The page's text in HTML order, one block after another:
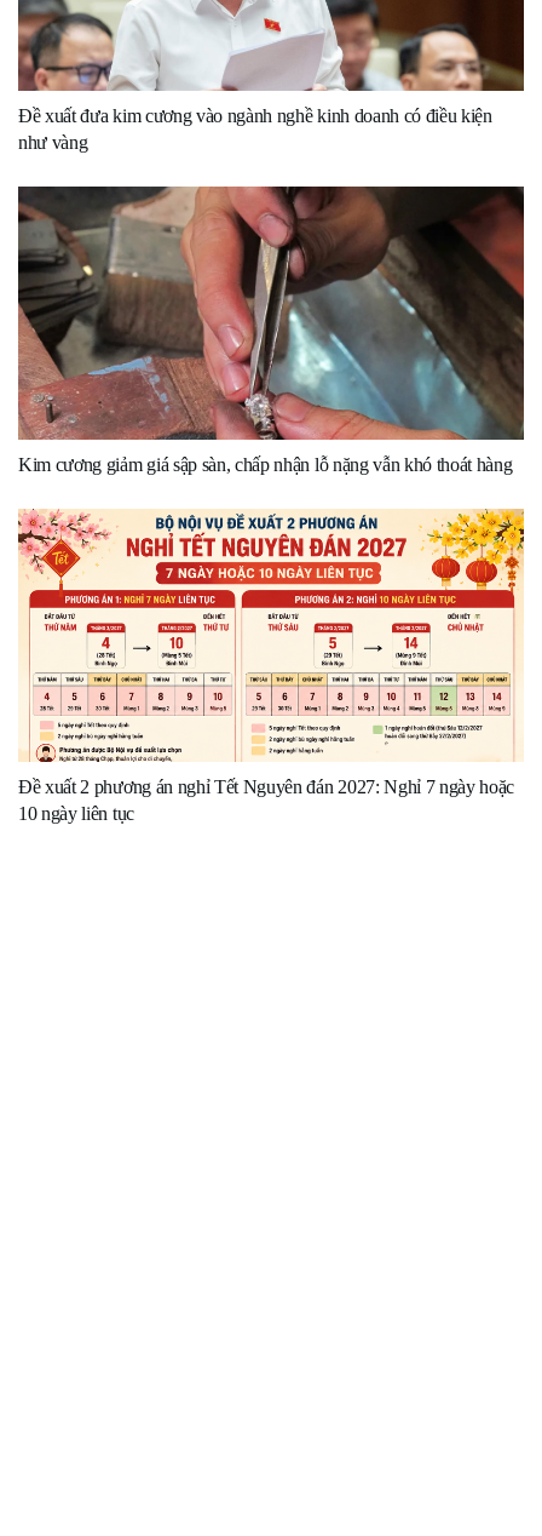
Đề xuất đưa kim cương vào ngành nghề kinh doanh có điều kiện
như vàng
Kim cương giảm giá sập sàn, chấp nhận lỗ nặng vẫn khó thoát hàng
Đề xuất 2 phương án nghỉ Tết Nguyên đán 2027: Nghỉ 7 ngày hoặc
10 ngày liên tục